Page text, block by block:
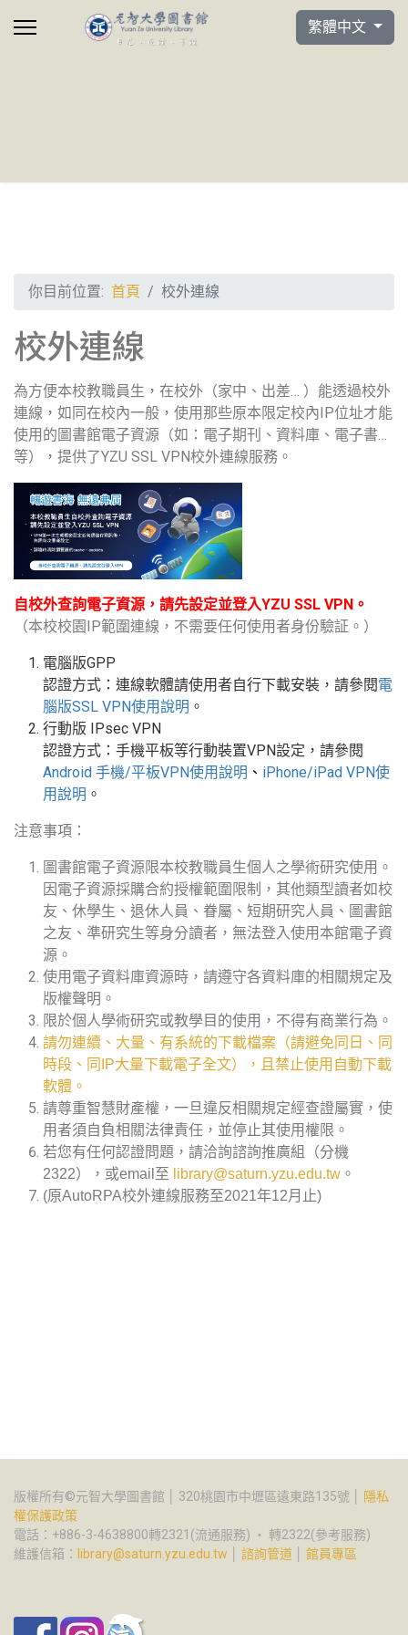
選擇你的語言
繁體中文
你目前位置: 首頁 校外連線
校外連線
為方便本校教職員生，在校外（家中、出差… ）能透過校外
連線，如同在校內一般，使用那些原本限定校內IP位址才能
使用的圖書館電子資源（如：電子期刊、資料庫、電子書…
等），提供了YZU SSL VPN校外連線服務。
自校外查詢電子資源，請先設定並登入YZU SSL VPN。
（本校校園IP範圍連線，不需要任何使用者身份驗証。）
電腦版GPP
認證方式：連線軟體請使用者自行下載安裝，請參閱電
腦版SSL VPN使用說明 。
行動版
IPsec VPN
認證方式：手機平板等行動裝置VPN設定 ，請參閱
Android 手機/平板VPN使用說明 、 iPhone/iPad VPN使
用說明 。
注意事項：
圖書館電子資源限本校教職員生個人之學術研究使用。
因電子資源採購合約授權範圍限制，其他類型讀者如校
友、休學生、退休人員、眷屬、短期研究人員、圖書館
之友、準研究生等身分讀者，無法登入使用本館電子資
源。
使用電子資料庫資源時，請遵守各資料庫的相關規定及
版權聲明。
限於個人學術研究或教學目的使用，不得有商業行為。
請勿連續、大量、有系統的下載檔案（請避免同日、同
時段、同IP大量下載電子全文），且禁止使用自動下載
軟體。
請尊重智慧財產權，一旦違反相關規定經查證屬實，使
用者須自負相關法律責任，並停止其使用權限。
若您有任何認證問題，請洽詢諮詢推廣組（分機
2322），或email至 library@saturn.yzu.edu.tw 。
(原AutoRPA校外連線服務至2021年12月止)
版權所有©元智大學圖書館 │ 320桃園市中壢區遠東路135號 │
隱私
權保護政策
電話：+886-3-4638800轉2321(流通服務) ‧ 轉2322(參考服務)
維護信箱： library@saturn.yzu.edu.tw 諮詢管道 館員專區